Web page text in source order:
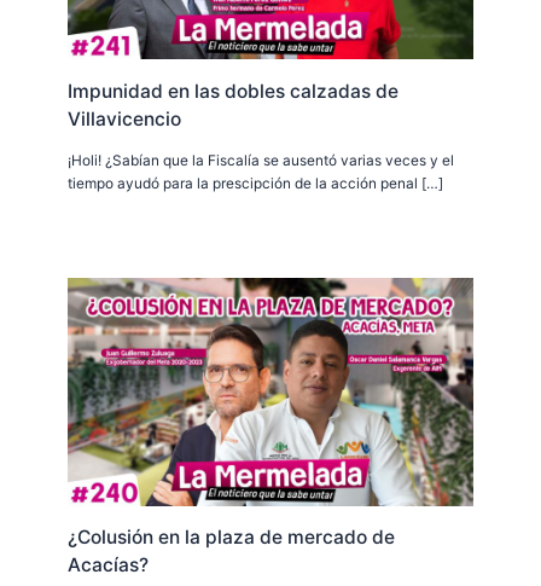
Impunidad en las dobles calzadas de
Villavicencio
¡Holi! ¿Sabían que la Fiscalía se ausentó varias veces y el
tiempo ayudó para la prescipción de la acción penal […]
¿Colusión en la plaza de mercado de
Acacías?